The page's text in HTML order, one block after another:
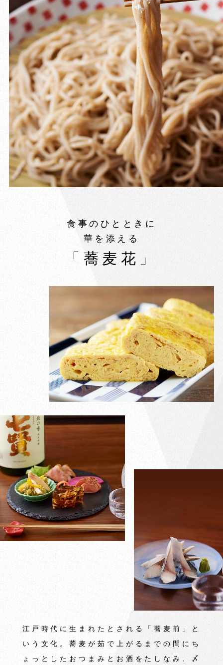
食事のひとときに
華を添える
「蕎麦花」
江戸時代に生まれたとされる「蕎麦前」と
いう文化。蕎麦が茹で上がるまでの間にち
ょっとしたおつまみとお酒をたしなみ、〆